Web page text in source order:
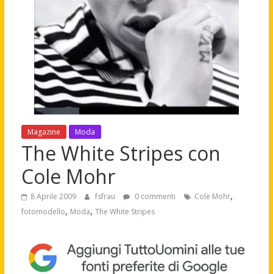
Magazine Moda
The White Stripes con
Cole Mohr
8 Aprile 2009 fsfrau 0 commenti Cole Mohr,
fotomodello, Moda, The White Stripes